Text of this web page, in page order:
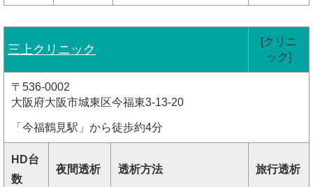
三上クリニック
[クリニ
ック]
〒536-0002
大阪府大阪市城東区今福東3-13-20
「今福鶴見駅」から徒歩約4分
HD台
数
夜間透析 透析方法 旅行透析